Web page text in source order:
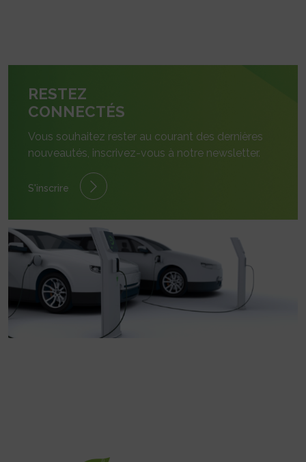
RESTEZ
CONNECTÉS
Vous souhaitez rester au courant des dernières
nouveautés, inscrivez-vous à notre newsletter.
S'inscrire